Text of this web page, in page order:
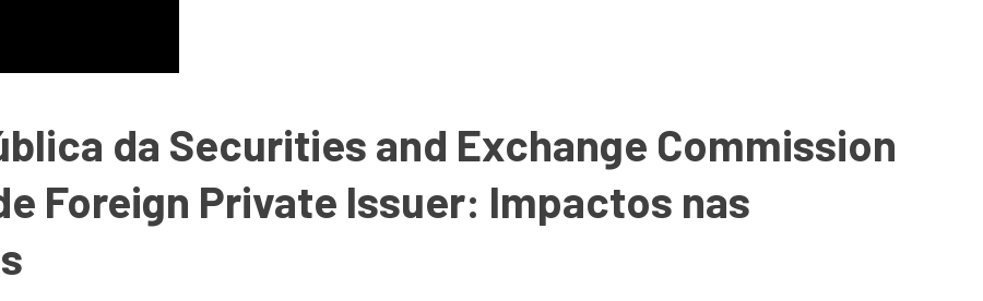
da Securities and Exchange Commission
Foreign Private Issuer: Impactos nas